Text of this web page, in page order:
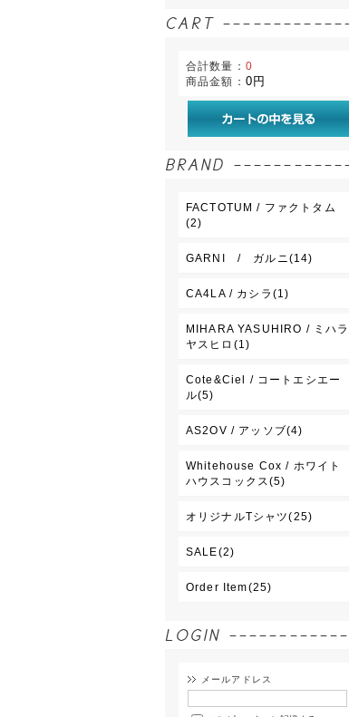
合計数量： 0
商品金額： 0円
FACTOTUM / ファクトタム
(2)
GARNI / ガルニ(14)
CA4LA / カシラ(1)
MIHARA YASUHIRO / ミハラ
ヤスヒロ(1)
Cote&Ciel / コートエシエー
ル(5)
AS2OV / アッソブ(4)
Whitehouse Cox / ホワイト
ハウスコックス(5)
オリジナルTシャツ(25)
SALE(2)
Order Item(25)
メールアドレス